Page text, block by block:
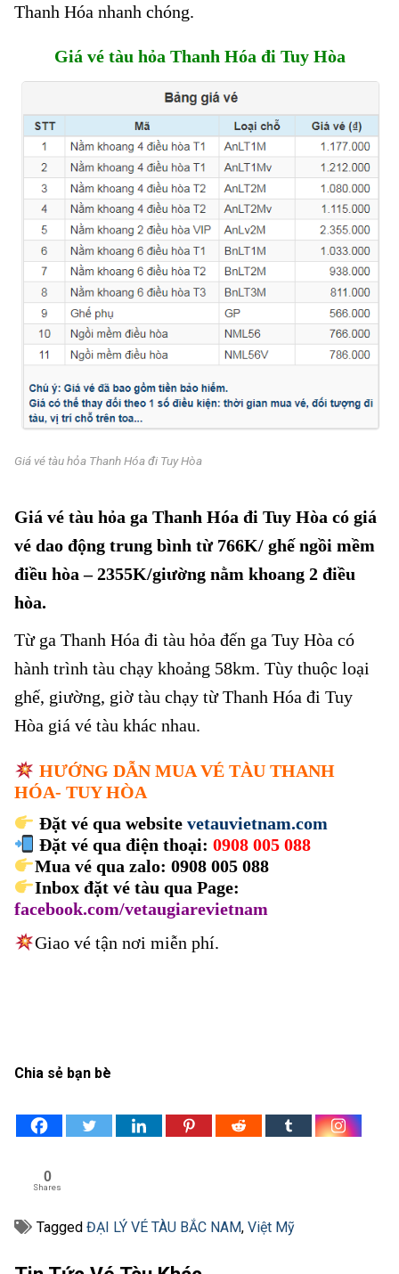
Thanh Hóa nhanh chóng.
Giá vé tàu hỏa Thanh Hóa đi Tuy Hòa
Giá vé tàu hỏa Thanh Hóa đi Tuy Hòa
Giá vé tàu hỏa ga Thanh Hóa đi Tuy Hòa có giá
vé dao động trung bình từ 766K/ ghế ngồi mềm
điều hòa – 2355K/giường nằm khoang 2 điều
hòa.
Từ ga Thanh Hóa đi tàu hỏa đến ga Tuy Hòa có
hành trình tàu chạy khoảng 58km. Tùy thuộc loại
ghế, giường, giờ tàu chạy từ Thanh Hóa đi Tuy
Hòa giá vé tàu khác nhau.
HƯỚNG DẪN MUA VÉ TÀU THANH
HÓA- TUY HÒA
Đặt vé qua website vetauvietnam.com
Đặt vé qua điện thoại: 0908 005 088
Mua vé qua zalo: 0908 005 088
Inbox đặt vé tàu qua Page:
facebook.com/vetaugiarevietnam
Giao vé tận nơi miễn phí.
Chia sẻ bạn bè
0
Shares
Tagged ĐẠI LÝ VÉ TÀU BẮC NAM, Việt Mỹ